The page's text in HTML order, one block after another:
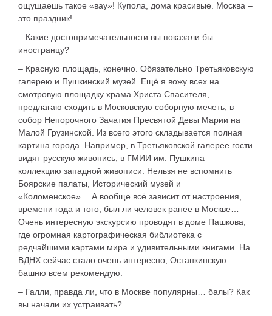
ощущаешь такое «вау»! Купола, дома красивые. Москва –
это праздник!
– Какие достопримечательности вы показали бы
иностранцу?
– Красную площадь, конечно. Обязательно Третьяковскую
галерею и Пушкинский музей. Ещё я вожу всех на
смотровую площадку храма Христа Спасителя,
предлагаю сходить в Московскую соборную мечеть, в
собор Непорочного Зачатия Пресвятой Девы Марии на
Малой Грузинской. Из всего этого складывается полная
картина города. Например, в Третьяковской галерее гости
видят русскую живопись, в ГМИИ им. Пушкина —
коллекцию западной живописи. Нельзя не вспомнить
Боярские палаты, Исторический музей и
«Коломенское»… А вообще всё зависит от настроения,
времени года и того, был ли человек ранее в Москве…
Очень интересную экскурсию проводят в доме Пашкова,
где огромная картографическая библиотека с
редчайшими картами мира и удивительными книгами. На
ВДНХ сейчас стало очень интересно, Останкинскую
башню всем рекомендую.
– Галли, правда ли, что в Москве популярны… балы? Как
вы начали их устраивать?